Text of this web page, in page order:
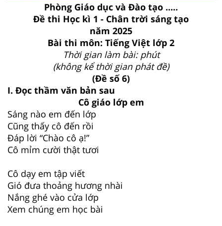
Phòng Giáo dục và Đào tạo .....
Đề thi Học kì 1 - Chân trời sáng tạo
năm 2025
Bài thi môn: Tiếng Việt lớp 2
Thời gian làm bài: phút
(không kể thời gian phát đề)
(Đề số 6)
I. Đọc thầm văn bản sau
Cô giáo lớp em
Sáng nào em đến lớp
Cũng thấy cô đến rồi
Đáp lời “Chào cô ạ!”
Cô mỉm cười thật tươi
Cô dạy em tập viết
Gió đưa thoảng hương nhài
Nắng ghé vào cửa lớp
Xem chúng em học bài